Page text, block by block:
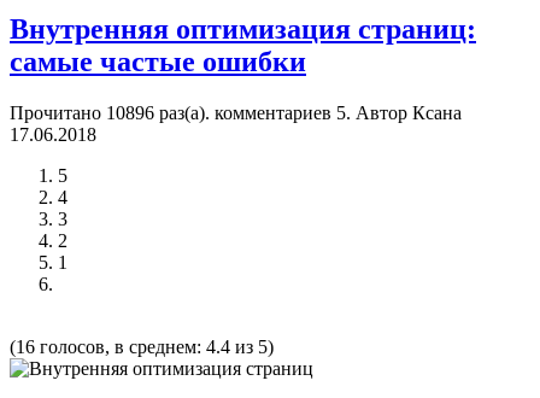
Внутренняя оптимизация страниц:
самые частые ошибки
Прочитано 10896 раз(a). комментариев 5. Автор Ксана
17.06.2018
5
4
3
2
1
(16 голосов, в среднем: 4.4 из 5)